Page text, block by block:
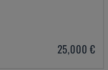
25,000 €